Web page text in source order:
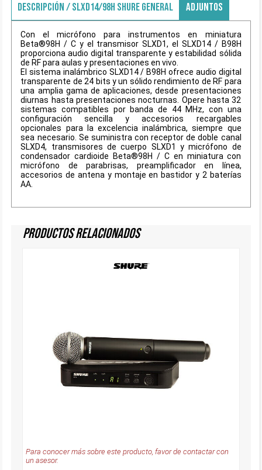
DESCRIPCIÓN / SLXD14/98H SHURE GENERAL ADJUNTOS
Con el micrófono para instrumentos en miniatura
Beta®98H / C y el transmisor SLXD1, el SLXD14 / B98H
proporciona audio digital transparente y estabilidad sólida
de RF para aulas y presentaciones en vivo.
El sistema inalámbrico SLXD14 / B98H ofrece audio digital
transparente de 24 bits y un sólido rendimiento de RF para
una amplia gama de aplicaciones, desde presentaciones
diurnas hasta presentaciones nocturnas. Opere hasta 32
sistemas compatibles por banda de 44 MHz, con una
configuración sencilla y accesorios recargables
opcionales para la excelencia inalámbrica, siempre que
sea necesario. Se suministra con receptor de doble canal
SLXD4, transmisores de cuerpo SLXD1 y micrófono de
condensador cardioide Beta®98H / C en miniatura con
micrófono de parabrisas, preamplificador en línea,
accesorios de antena y montaje en bastidor y 2 baterías
AA.
Productos Relacionados
Para conocer más sobre este producto, favor de contactar con
un asesor.